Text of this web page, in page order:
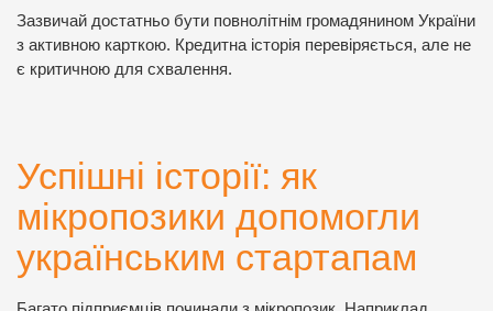
Зазвичай достатньо бути повнолітнім громадянином України
з активною карткою. Кредитна історія перевіряється, але не
є критичною для схвалення.
Успішні історії: як
мікропозики допомогли
українським стартапам